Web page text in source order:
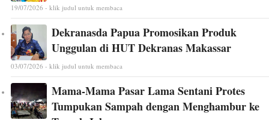
19/07/2026 - klik judul untuk membaca
Dekranasda Papua Promosikan Produk
Unggulan di HUT Dekranas Makassar
03/07/2026 - klik judul untuk membaca
Mama-Mama Pasar Lama Sentani Protes
Tumpukan Sampah dengan Menghambur ke